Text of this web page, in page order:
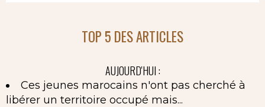
TOP 5 DES ARTICLES
AUJOURD'HUI :
Ces jeunes marocains n'ont pas cherché à
libérer un territoire occupé mais...